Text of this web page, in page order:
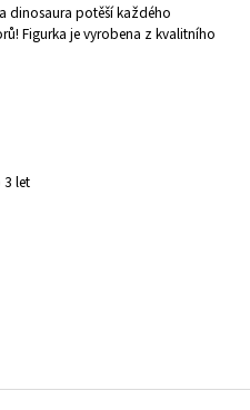
dinosaura potěší každého
Figurka je vyrobena z kvalitního
let